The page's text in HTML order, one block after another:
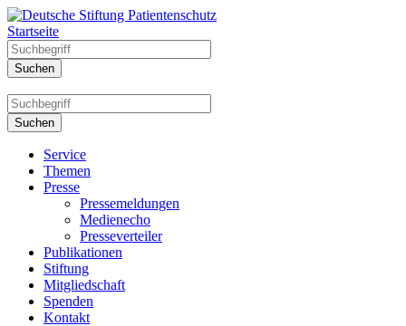
Startseite
Service
Themen
Presse
Pressemeldungen
Medienecho
Presseverteiler
Publikationen
Stiftung
Mitgliedschaft
Spenden
Kontakt